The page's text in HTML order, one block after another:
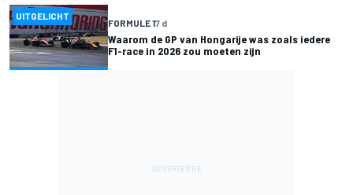
UITGELICHT
FORMULE 17 d
Waarom de GP van Hongarije was zoals iedere
F1-race in 2026 zou moeten zijn